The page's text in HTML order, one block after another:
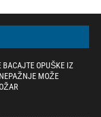
BACAJTE OPUŠKE IZ
MOŽE